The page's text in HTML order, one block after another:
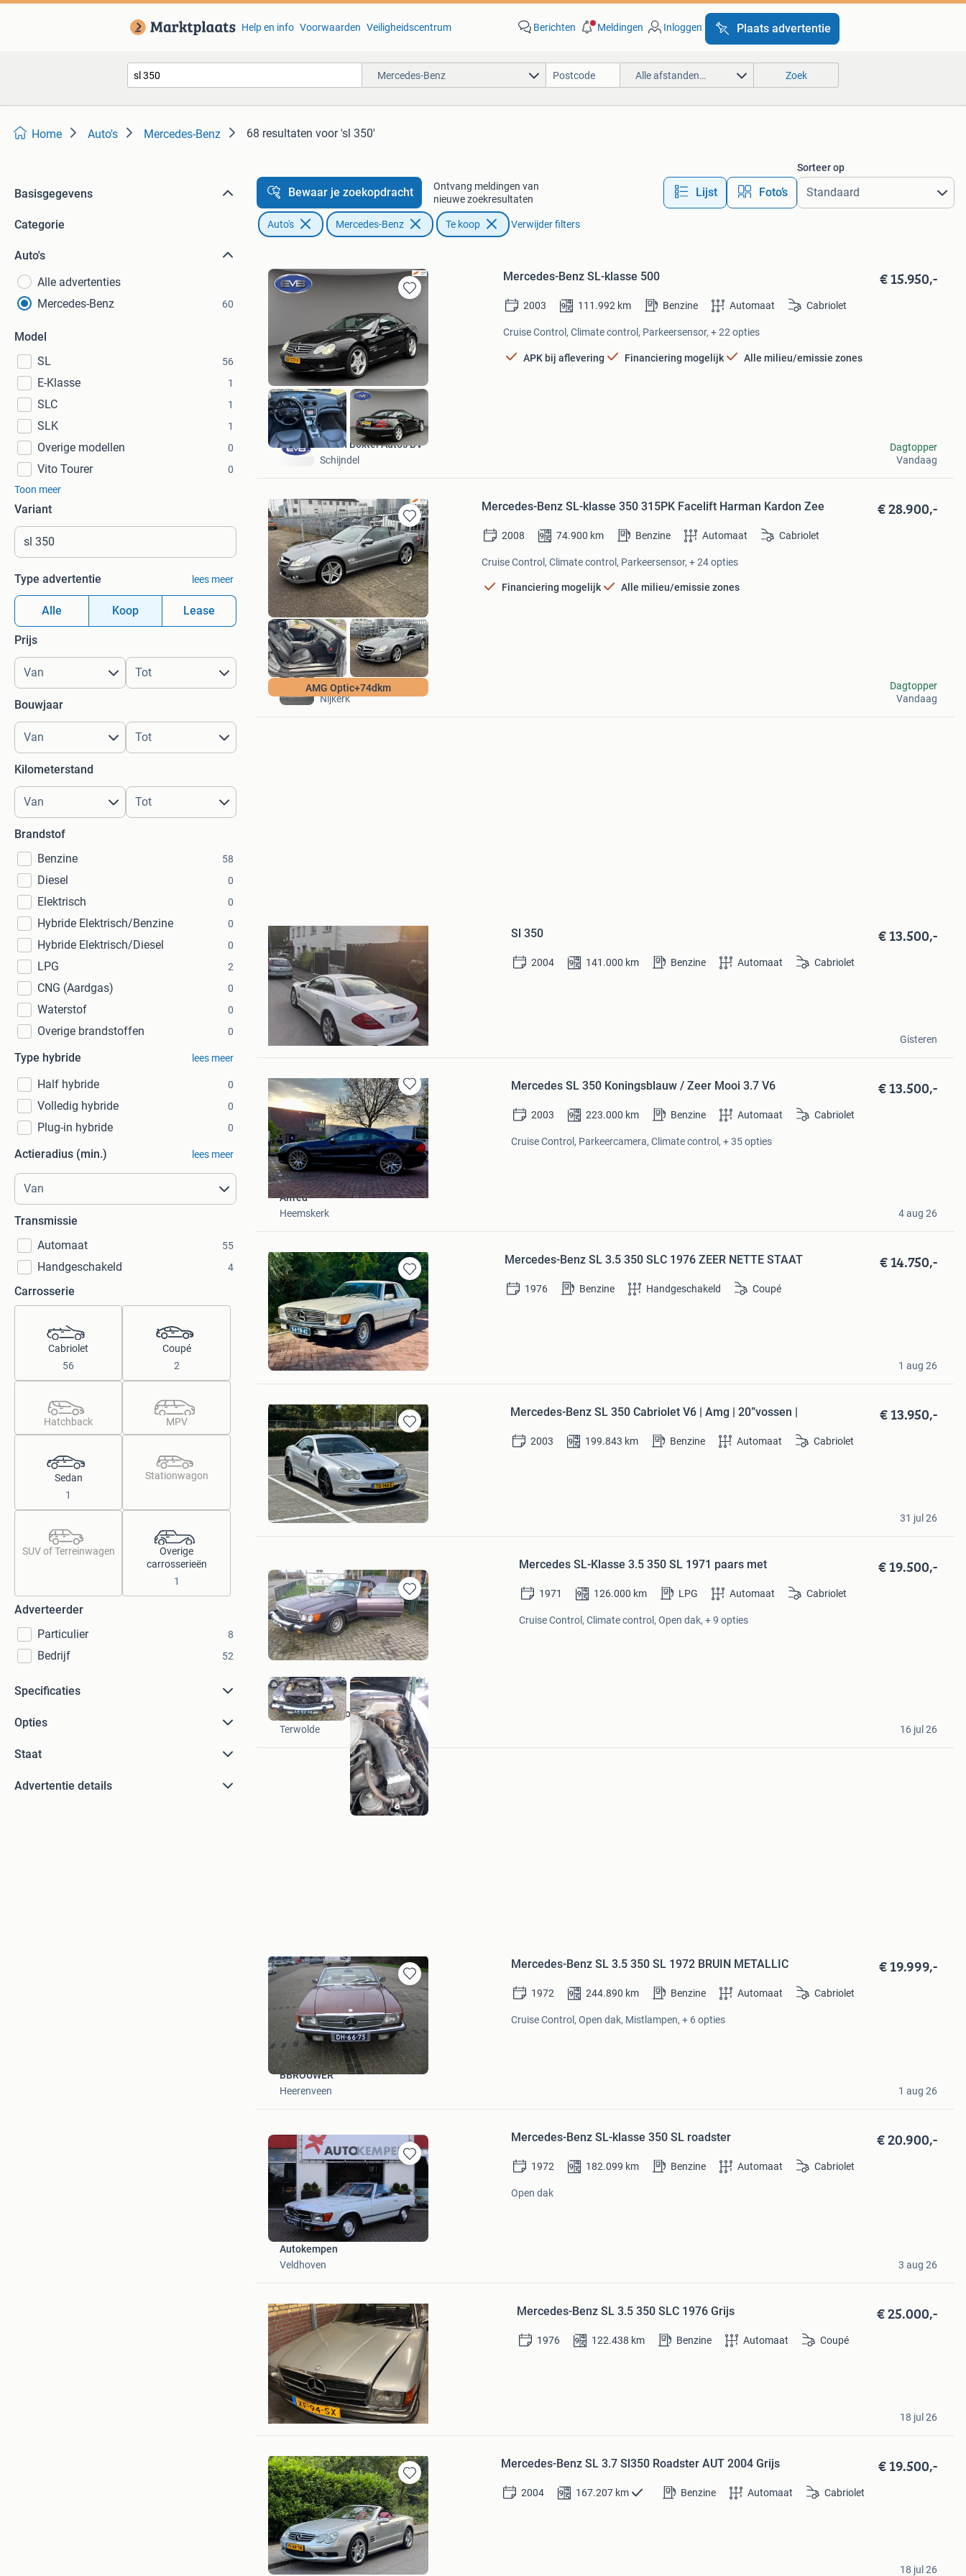
Help en info Voorwaarden Veiligheidscentrum Berichten Meldingen Inloggen Plaats advertentie
Mercedes-Benz Alle afstanden… Zoek
Home Auto's Mercedes-Benz 68 resultaten voor 'sl 350'
Basisgegevens
Categorie
Auto's
Alle advertenties
Mercedes-Benz
60
Model
SL
56
E-Klasse 1
SLC 1
SLK 1
Overige modellen 0
Vito Tourer
0
Toon meer
Variant
Type advertentie lees meer
Alle Koop Lease
Prijs
Bouwjaar
Kilometerstand
Brandstof
Benzine
58
Diesel 0
Elektrisch 0
Hybride Elektrisch/Benzine 0
Hybride Elektrisch/Diesel 0
LPG 2
CNG (Aardgas) 0
Waterstof 0
Overige brandstoffen 0
Type hybride lees meer
Half hybride 0
Volledig hybride 0
Plug-in hybride 0
Actieradius (min.) lees meer
Transmissie
Automaat
55
Handgeschakeld 4
Carrosserie
Cabriolet
56
Coupé
2
Hatchback MPV
Sedan
1
Stationwagon
SUV of Terreinwagen
Overige
carrosserieën
1
Adverteerder
Particulier
8
Bedrijf 52
Specificaties
Opties
Staat
Advertentie details
Bewaar je zoekopdracht
Ontvang meldingen van
nieuwe zoekresultaten
Lijst Foto’s
Sorteer op
Auto's Mercedes-Benz Te koop Verwijder filters
Bewaren
in
Mijn
Favorieten
Mercedes-Benz SL-klasse 500 € 15.950,-
2003 111.992 km Benzine Automaat Cabriolet
Cruise Control, Climate control, Parkeersensor, + 22 opties
APK bij aflevering Financiering mogelijk Alle milieu/emissie zones
E. van Boxtel Auto's BV
Schijndel
Dagtopper
Vandaag
Bewaren
in
Mijn
Favorieten
AMG Optic+74dkm
Mercedes-Benz SL-klasse 350 315PK Facelift Harman Kardon Zee € 28.900,-
2008 74.900 km Benzine Automaat Cabriolet
Cruise Control, Climate control, Parkeersensor, + 24 opties
Financiering mogelijk Alle milieu/emissie zones
Autoplein Nijkerk
Nijkerk
Dagtopper
Vandaag
Mijn
Sl 350 € 13.500,-
2004 141.000 km Benzine Automaat Cabriolet
Gisteren
Bewaren
in
Mijn
Favorieten
Mercedes SL 350 Koningsblauw / Zeer Mooi 3.7 V6 € 13.500,-
2003 223.000 km Benzine Automaat Cabriolet
Cruise Control, Parkeercamera, Climate control, + 35 opties
Alfred
Heemskerk
4 aug 26
Bewaren
in
Mijn
Favorieten
Mercedes-Benz SL 3.5 350 SLC 1976 ZEER NETTE STAAT € 14.750,-
1976 Benzine Handgeschakeld Coupé
guus
Zoetermeer
1 aug 26
Bewaren
in
Mijn
Favorieten
Mercedes-Benz SL 350 Cabriolet V6 | Amg | 20”vossen | € 13.950,-
2003 199.843 km Benzine Automaat Cabriolet
////AMG
Zoetermeer
31 jul 26
Bewaren
in
Mijn
Favorieten
Mercedes SL-Klasse 3.5 350 SL 1971 paars met € 19.500,-
1971 126.000 km LPG Automaat Cabriolet
Cruise Control, Climate control, Open dak, + 9 opties
Hulleman en zoon
Terwolde
16 jul 26
Bewaren
in
Mijn
Favorieten
Mercedes-Benz SL 3.5 350 SL 1972 BRUIN METALLIC € 19.999,-
1972 244.890 km Benzine Automaat Cabriolet
Cruise Control, Open dak, Mistlampen, + 6 opties
BBROUWER
Heerenveen
1 aug 26
Bewaren
in
Mijn
Favorieten
Mercedes-Benz SL-klasse 350 SL roadster € 20.900,-
1972 182.099 km Benzine Automaat Cabriolet
Open dak
Autokempen
Veldhoven
3 aug 26
Mijn
Favorieten
Mercedes-Benz SL 3.5 350 SLC 1976 Grijs € 25.000,-
1976 122.438 km Benzine Automaat Coupé
Rix
Mijdrecht
18 jul 26
Bewaren
in
Mijn
Favorieten
Mercedes-Benz SL 3.7 Sl350 Roadster AUT 2004 Grijs € 19.500,-
2004 167.207 km Benzine Automaat Cabriolet
George
IJmuiden
18 jul 26